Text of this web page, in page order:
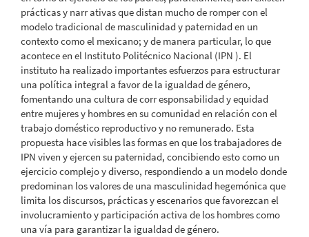
prácticas y narr ativas que distan mucho de romper con el
modelo tradicional de masculinidad y paternidad en un
contexto como el mexicano; y de manera particular, lo que
acontece en el Instituto Politécnico Nacional (IPN ). El
instituto ha realizado importantes esfuerzos para estructurar
una política integral a favor de la igualdad de género,
fomentando una cultura de corr esponsabilidad y equidad
entre mujeres y hombres en su comunidad en relación con el
trabajo doméstico reproductivo y no remunerado. Esta
propuesta hace visibles las formas en que los trabajadores de
IPN viven y ejercen su paternidad, concibiendo esto como un
ejercicio complejo y diverso, respondiendo a un modelo donde
predominan los valores de una masculinidad hegemónica que
limita los discursos, prácticas y escenarios que favorezcan el
involucramiento y participación activa de los hombres como
una vía para garantizar la igualdad de género.